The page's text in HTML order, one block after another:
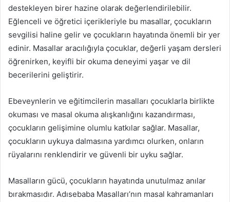
destekleyen birer hazine olarak değerlendirilebilir.
Eğlenceli ve öğretici içerikleriyle bu masallar, çocukların
sevgilisi haline gelir ve çocukların hayatında önemli bir yer
edinir. Masallar aracılığıyla çocuklar, değerli yaşam dersleri
öğrenirken, keyifli bir okuma deneyimi yaşar ve dil
becerilerini geliştirir.
Ebeveynlerin ve eğitimcilerin masalları çocuklarla birlikte
okuması ve masal okuma alışkanlığını kazandırması,
çocukların gelişimine olumlu katkılar sağlar. Masallar,
çocukların uykuya dalmasına yardımcı olurken, onların
rüyalarını renklendirir ve güvenli bir uyku sağlar.
Masalların gücü, çocukların hayatında unutulmaz anılar
bırakmasıdır. Adısebaba Masalları’nın masal kahramanları